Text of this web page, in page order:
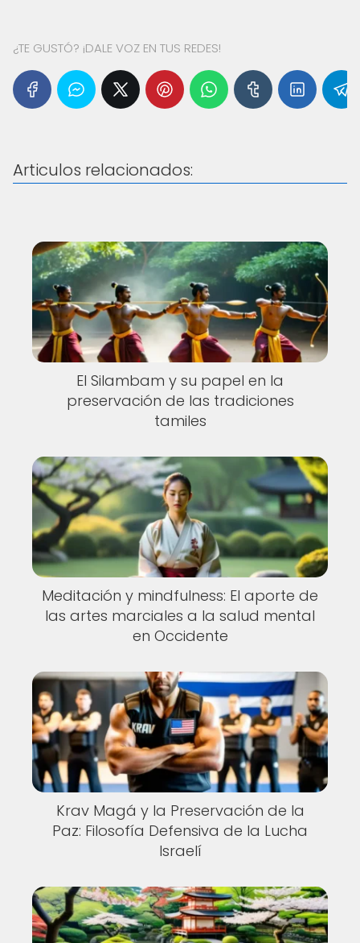
¿TE GUSTÓ? ¡DALE VOZ EN TUS REDES!
Articulos relacionados:
El Silambam y su papel en la
preservación de las tradiciones
tamiles
Meditación y mindfulness: El aporte de
las artes marciales a la salud mental
en Occidente
Krav Magá y la Preservación de la
Paz: Filosofía Defensiva de la Lucha
Israelí